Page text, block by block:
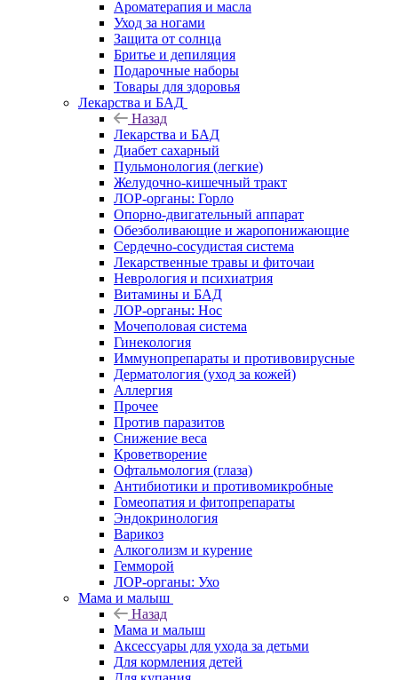
Ароматерапия и масла
Уход за ногами
Защита от солнца
Бритье и депиляция
Подарочные наборы
Товары для здоровья
Лекарства и БАД
Назад
Лекарства и БАД
Диабет сахарный
Пульмонология (легкие)
Желудочно-кишечный тракт
ЛОР-органы: Горло
Опорно-двигательный аппарат
Обезболивающие и жаропонижающие
Сердечно-сосудистая система
Лекарственные травы и фиточаи
Неврология и психиатрия
Витамины и БАД
ЛОР-органы: Нос
Мочеполовая система
Гинекология
Иммунопрепараты и противовирусные
Дерматология (уход за кожей)
Аллергия
Прочее
Против паразитов
Снижение веса
Кроветворение
Офтальмология (глаза)
Антибиотики и противомикробные
Гомеопатия и фитопрепараты
Эндокринология
Варикоз
Алкоголизм и курение
Гемморой
ЛОР-органы: Ухо
Мама и малыш
Назад
Мама и малыш
Аксессуары для ухода за детьми
Для кормления детей